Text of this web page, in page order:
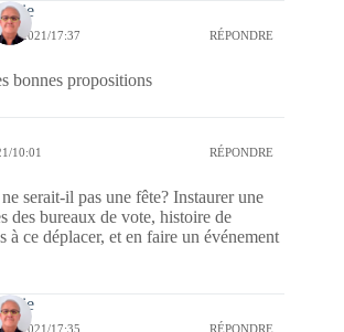
06/2021/17:37 RÉPONDRE
bonnes propositions
10:01 RÉPONDRE
serait-il pas une fête? Instaurer une
des bureaux de vote, histoire de
à ce déplacer, et en faire un événement
06/2021/17:35 RÉPONDRE